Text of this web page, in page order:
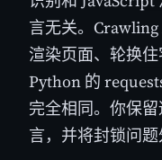
言无关。
渲染页面、轮换
Python 的
完全相同。你保
言，并将封锁问题